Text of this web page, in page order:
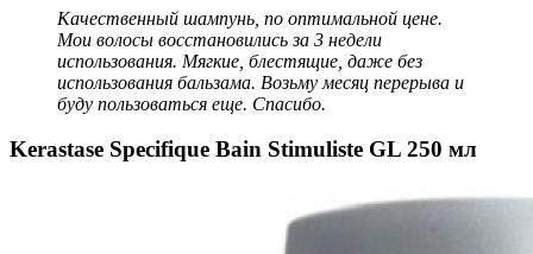
Качественный шампунь, по оптимальной цене.
Мои волосы восстановились за 3 недели
использования. Мягкие, блестящие, даже без
использования бальзама. Возьму месяц перерыва и
буду пользоваться еще. Спасибо.
Kerastase Specifique Bain Stimuliste GL 250 мл